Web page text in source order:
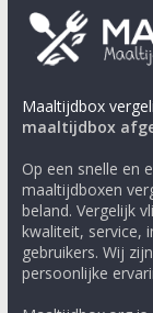
Maaltijdbox
maaltijdbox
Op een snelle en
maaltijdboxen
beland. Vergelijk
kwaliteit, service,
gebruikers. Wij
persoonlijke